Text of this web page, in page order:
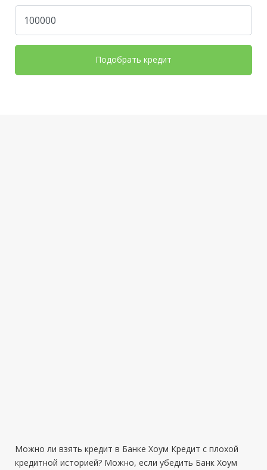
Подобрать кредит
Можно ли взять кредит в Банке Хоум Кредит с плохой
кредитной историей? Можно, если убедить Банк Хоум